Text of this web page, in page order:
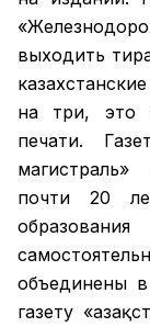
выходить
на три, это
печати.
почти 20
объединены
газету